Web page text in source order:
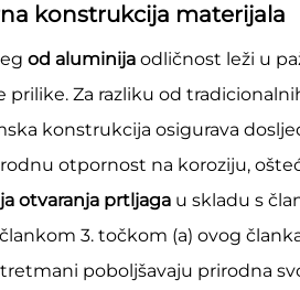
konstrukcija materijala
od aluminija odličnost leži u
prilike. Za razliku od
konstrukcija osigurava
otpornost na koroziju,
otvaranja prtljaga u skladu s
3. točkom (a) ovog
poboljšavaju prirodna